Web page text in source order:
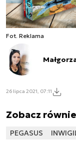
Fot. Reklama
26 lipca 2021, 07:11
Zobacz
PEGASUS